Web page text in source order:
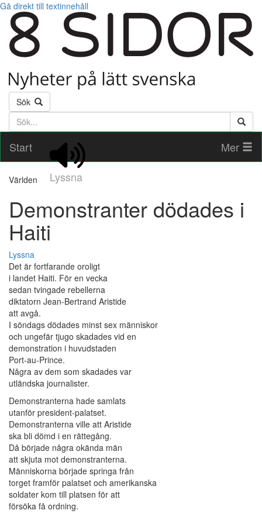
Gå direkt till textinnehåll
Sök
Söktext
Start
Lyssna
Mer
Världen
Demonstranter dödades i
Haiti
Lyssna
Det är fortfarande oroligt
i landet Haiti. För en vecka
sedan tvingade rebellerna
diktatorn Jean-Bertrand Aristide
att avgå.
I söndags dödades minst sex människor
och ungefär tjugo skadades vid en
demonstration i huvudstaden
Port-au-Prince.
Några av dem som skadades var
utländska journalister.
Demonstranterna hade samlats
utanför president-palatset.
Demonstranterna ville att Aristide
ska bli dömd i en rättegång.
Då började några okända män
att skjuta mot demonstranterna.
Människorna började springa från
torget framför palatset och amerikanska
soldater kom till platsen för att
försöka få ordning.